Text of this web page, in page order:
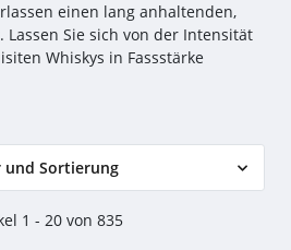
einen lang anhaltenden,
Lassen Sie sich von der Intensität
Whiskys in Fassstärke
und Sortierung
1 - 20 von 835